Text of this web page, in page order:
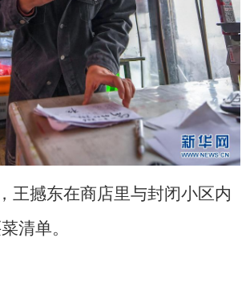
王撼东在商店里与封闭小区内
清单。